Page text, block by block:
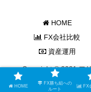
HOME
FX会社比較
資産運用
Copyright © 2021 フ
HOME
FX勝ち組への
ルート
FX